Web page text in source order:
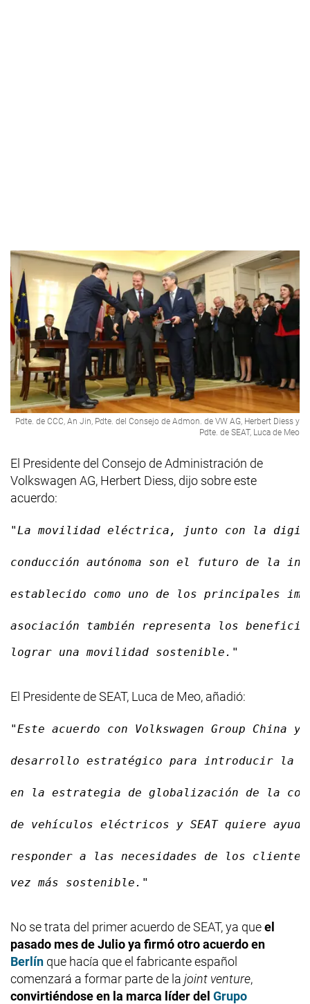
Pdte. de CCC, An Jin, Pdte. del Consejo de Admon. de VW AG, Herbert Diess y
Pdte. de SEAT, Luca de Meo
El Presidente del Consejo de Administración de
Volkswagen AG, Herbert Diess, dijo sobre este
acuerdo:
"La movilidad eléctrica, junto con la
conducción autónoma son el futuro de la
establecido como uno de los principales
asociación también representa los
lograr una movilidad sostenible."
El Presidente de SEAT, Luca de Meo, añadió:
"Este acuerdo con Volkswagen Group China
desarrollo estratégico para introducir la
en la estrategia de globalización de la
de vehículos eléctricos y SEAT quiere
responder a las necesidades de los
vez más sostenible."
No se trata del primer acuerdo de SEAT, ya queel
pasado mes de Julio ya firmó otro acuerdo en
Berlín que hacía que el fabricante español
comenzará a formar parte de la joint venture,
convirtiéndose en la marca líder del Grupo